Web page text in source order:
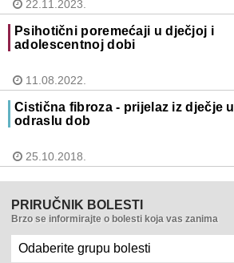
22.11.2023.
Psihotični poremećaji u dječjoj i
adolescentnoj dobi
11.08.2022.
Cistična fibroza - prijelaz iz dječje u
odraslu dob
25.10.2018.
PRIRUČNIK BOLESTI
Brzo se informirajte o bolesti koja vas zanima